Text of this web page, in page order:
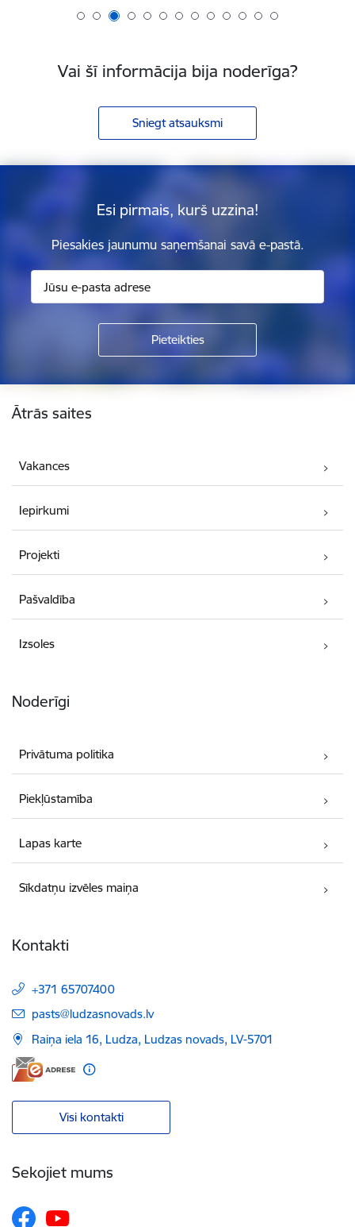
Vai šī informācija bija noderīga?
Sniegt atsauksmi
Esi pirmais, kurš uzzina!
Piesakies jaunumu saņemšanai savā e-pastā.
Kājene
Ātrās saites
Vakances
Iepirkumi
Projekti
Pašvaldība
Izsoles
Noderīgi
Privātuma politika
Piekļūstamība
Lapas karte
Sīkdatņu izvēles maiņa
Kontakti
+371 65707400
E-pasts:
pasts@ludzasnovads.lv
Raiņa iela 16, Ludza, Ludzas novads, LV-5701
Visi kontakti
Sekojiet mums